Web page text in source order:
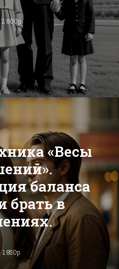
800р.
«Весы
баланса
брать в
850р.